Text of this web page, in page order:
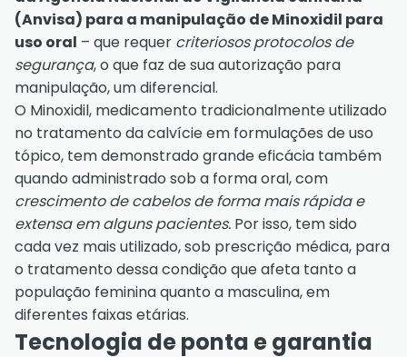
(Anvisa) para a manipulação de Minoxidil para
uso oral – que requer criteriosos protocolos de
segurança, o que faz de sua autorização para
manipulação, um diferencial.
O Minoxidil, medicamento tradicionalmente utilizado
no tratamento da calvície em formulações de uso
tópico, tem demonstrado grande eficácia também
quando administrado sob a forma oral, com
crescimento de cabelos de forma mais rápida e
extensa em alguns pacientes. Por isso, tem sido
cada vez mais utilizado, sob prescrição médica, para
o tratamento dessa condição que afeta tanto a
população feminina quanto a masculina, em
diferentes faixas etárias.
Tecnologia de ponta e garantia